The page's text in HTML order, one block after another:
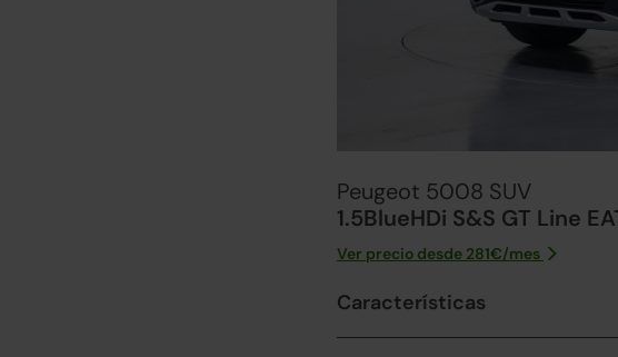
Peugeot 5008 SUV
1.5BlueHDi S&S GT Line
Ver precio desde 281€/mes
Características